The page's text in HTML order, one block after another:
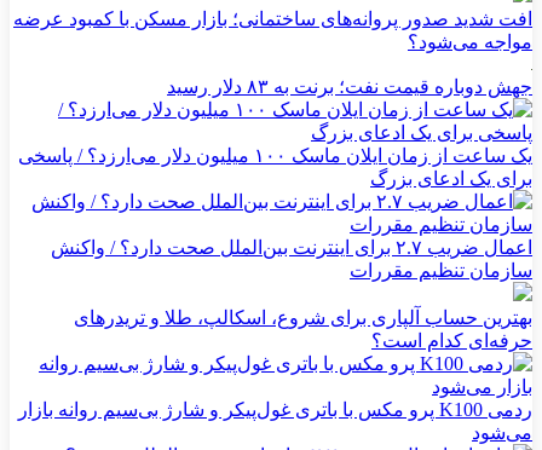
افت شدید صدور پروانه‌های ساختمانی؛ بازار مسکن با کمبود عرضه
مواجه می‌شود؟
جهش دوباره قیمت نفت؛ برنت به ۸۳ دلار رسید
یک ساعت از زمان ایلان ماسک ۱۰۰ میلیون دلار می‌ارزد؟ / پاسخی
برای یک ادعای بزرگ
اعمال ضریب ۲.۷ برای اینترنت بین‌الملل صحت دارد؟ / واکنش
سازمان تنظیم مقررات
بهترین حساب آلپاری برای شروع، اسکالپ، طلا و تریدرهای
حرفه‌ای کدام است؟
ردمی K100 پرو مکس با باتری غول‌پیکر و شارژ بی‌سیم روانه بازار
می‌شود